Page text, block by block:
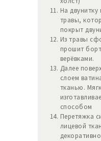
На
травы,
покрыт
Из травы
прошит
верёвками.
Далее
слоем
тканью.
способом
Перетяжка
лицевой